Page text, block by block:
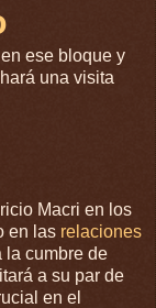
ese bloque y
una visita
Macri en los
en las relaciones
la cumbre de
a su par de
en el